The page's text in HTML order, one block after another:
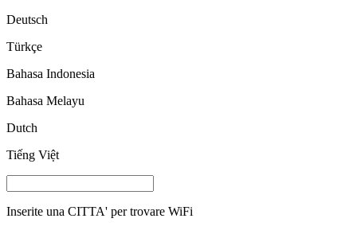
Deutsch
Türkçe
Bahasa Indonesia
Bahasa Melayu
Dutch
Tiếng Việt
Inserite una CITTA' per trovare WiFi